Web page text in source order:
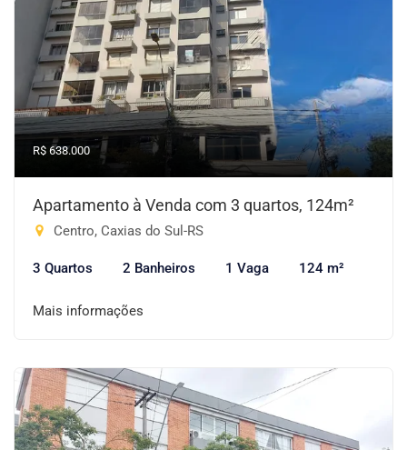
R$ 638.000
Apartamento à Venda com 3 quartos, 124m²
Centro, Caxias do Sul-RS
3 Quartos 2 Banheiros 1 Vaga 124 m²
Mais informações